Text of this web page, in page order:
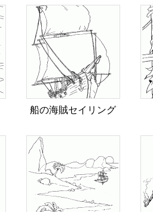
船の海賊セイリング